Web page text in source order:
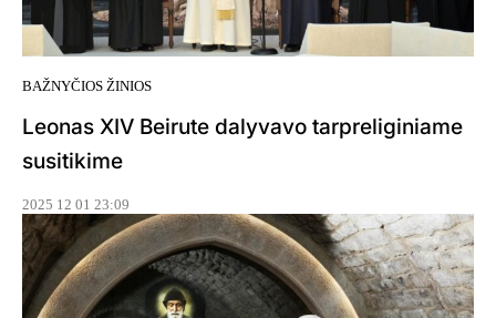
BAŽNYČIOS ŽINIOS
Leonas XIV Beirute dalyvavo tarpreliginiame
susitikime
2025 12 01 23:09